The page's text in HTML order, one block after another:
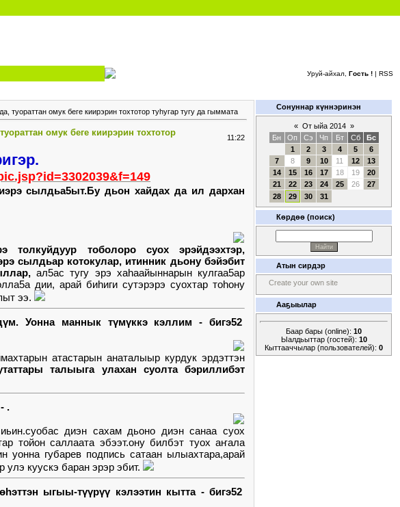
Уруй-айхал, Гость ! | RSS
омук беге киирэрин тохтотор туhугар тугу да гыммата
омук беге киирэрин тохтотор
11:22
сылдьа5ыт.Бу дьон хайдах да ил дархан
толкуйдуур тоболоро суох эрэйдээхтэр,
сылдьар котокулар, итинник дьону бэйэбит
ал5ас тугу эрэ хаhаайыннарын кулгаа5ар
дии, арай биhиги сутэрэрэ суохтар тоhону
ээ.
Уонна маннык түмүккэ кэллим - бигэ52
атастарын анаталыыр курдук эрдэттэн
талыыга улахан суолта бэриллибэт
.
диэн сахам дьоно диэн санаа суох
тойон саллаата эбээт.ону билбэт туох аҥала
уонна губарев подпись сатаан ылыахтара,арай
куускэ баран эрэр эбит.
ыгыы-түүрүү кэлээтин кытта - бигэ52
Сонуннар күннэринэн
« От ыйа 2014 »
Бн
Оп Сэ Чп Бт Сб
Бс
1
2 3 4 5
6
7
8 9 10 11 12
13
14
15 16 17 18 19
20
21
22 23 24 25 26
27
28
29 30 31
Көрдөө (поиск)
Атын сирдэр
Create your own site
Ааҕыылар
Баар бары (online): 10
Ыалдьыттар (гостей): 10
Кыттааччылар (пользователей): 0